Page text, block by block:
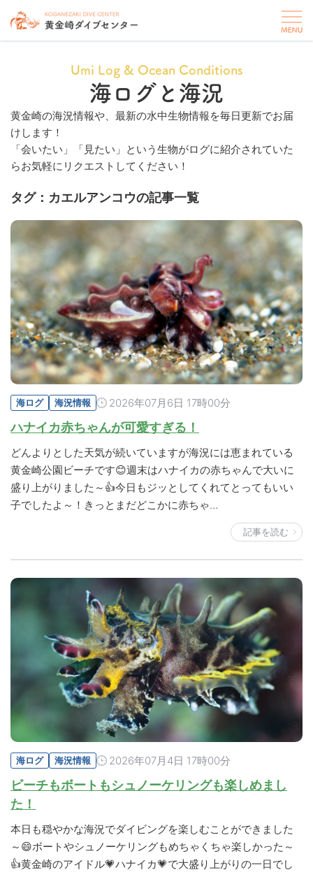
Umi Log & Ocean Conditions
海ログと海況
黄金崎の海況情報や、最新の水中生物情報を毎日更新でお届
けします！
「会いたい」「見たい」という生物がログに紹介されていた
らお気軽にリクエストしてください！
タグ：カエルアンコウの記事一覧
海ログ 海況情報 2026年07月6日 17時00分
ハナイカ赤ちゃんが可愛すぎる！
どんよりとした天気が続いていますが海況には恵まれている
黄金崎公園ビーチです😊週末はハナイカの赤ちゃんで大いに
盛り上がりました～👍今日もジッとしてくれてとってもいい
子でしたよ～！きっとまだどこかに赤ちゃ…
記事を読む
海ログ 海況情報 2026年07月4日 17時00分
ビーチもボートもシュノーケリングも楽しめまし
た！
本日も穏やかな海況でダイビングを楽しむことができました
～😄ボートやシュノーケリングもめちゃくちゃ楽しかった～
👍黄金崎のアイドル💗ハナイカ💗で大盛り上がりの一日でし